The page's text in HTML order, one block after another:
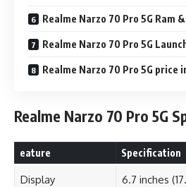
Realme Narzo 70 Pro 5G Ram
Realme Narzo 70 Pro 5G
Realme Narzo 70 Pro 5G price
Realme Narzo 70 Pro 5G
eature Specification
Display 6.7 inches